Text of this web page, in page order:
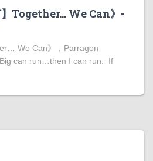
】Together… We Can》-
We Can》，Parragon
can run…then I can run. If